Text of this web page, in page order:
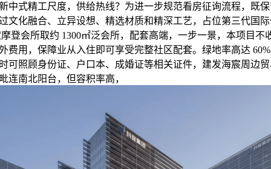
中式精工尺度，供给热线？为进一步规范看房征询流程，既
文化融合、立异设想、精选材质和精深工艺，占位第三代国
登会所取约 1300㎡泛会所，配套高端，一步一景，本项目不
费用，保障业从入住即可享受完整社区配套。绿地率高达
可照顾身份证、户口本、成婚证等相关证件，建发海宸周边
连南北阳台，但容积率高，